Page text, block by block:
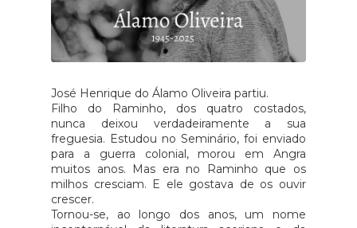
José Henrique do Álamo Oliveira partiu.
Filho do Raminho, dos quatro costados,
nunca deixou verdadeiramente a sua
freguesia. Estudou no Seminário, foi enviado
para a guerra colonial, morou em Angra
muitos anos. Mas era no Raminho que os
milhos cresciam. E ele gostava de os ouvir
crescer.
Tornou-se, ao longo dos anos, um nome